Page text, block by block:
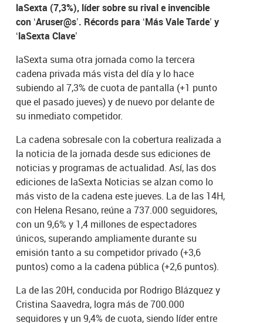
laSexta (7,3%), líder sobre su rival e invencible
con ‘Aruser@s’. Récords para ‘Más Vale Tarde’ y
‘laSexta Clave’
laSexta suma otra jornada como la tercera
cadena privada más vista del día y lo hace
subiendo al 7,3% de cuota de pantalla (+1 punto
que el pasado jueves) y de nuevo por delante de
su inmediato competidor.
La cadena sobresale con la cobertura realizada a
la noticia de la jornada desde sus ediciones de
noticias y programas de actualidad. Así, las dos
ediciones de laSexta Noticias se alzan como lo
más visto de la cadena este jueves. La de las 14H,
con Helena Resano, reúne a 737.000 seguidores,
con un 9,6% y 1,4 millones de espectadores
únicos, superando ampliamente durante su
emisión tanto a su competidor privado (+3,6
puntos) como a la cadena pública (+2,6 puntos).
La de las 20H, conducida por Rodrigo Blázquez y
Cristina Saavedra, logra más de 700.000
seguidores y un 9,4% de cuota, siendo líder entre